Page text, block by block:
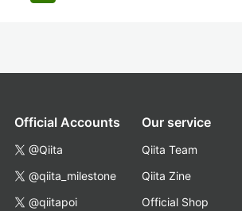
Official Accounts
@Qiita
@qiita_milestone
@qiitapoi
Our service
Qiita Team
Qiita Zine
Official Shop